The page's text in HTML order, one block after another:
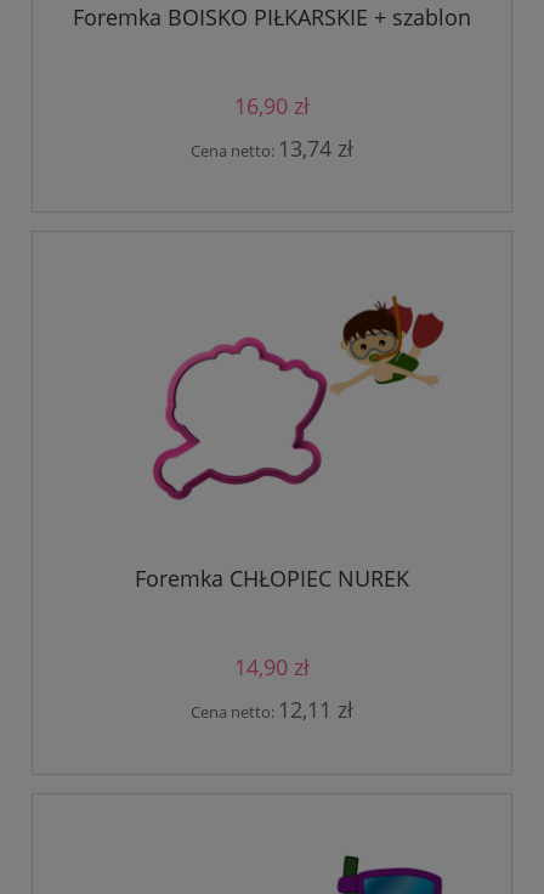
Foremka BOISKO PIŁKARSKIE + szablon
16,90 zł
Cena netto: 13,74 zł
Foremka CHŁOPIEC NUREK
14,90 zł
Cena netto: 12,11 zł